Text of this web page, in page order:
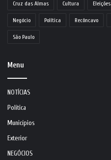
Cruz das Almas Cultura Eleições
Negócio Política Recôncavo
São Paulo
Menu
NOTÍCIAS
Política
Municípios
Exterior
NEGÓCIOS